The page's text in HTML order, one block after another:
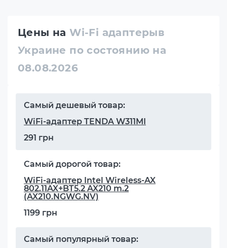
Цены наWi-Fi адаптерыв
Украине по состоянию на
08.08.2026
Самый дешевый товар:
WiFi-адаптер TENDA W311MI
291 грн
Самый дорогой товар:
WiFi-адаптер Intel Wireless-AX
802.11AX+BT5.2 AX210 m.2
(AX210.NGWG.NV)
1199 грн
Самый популярный товар: